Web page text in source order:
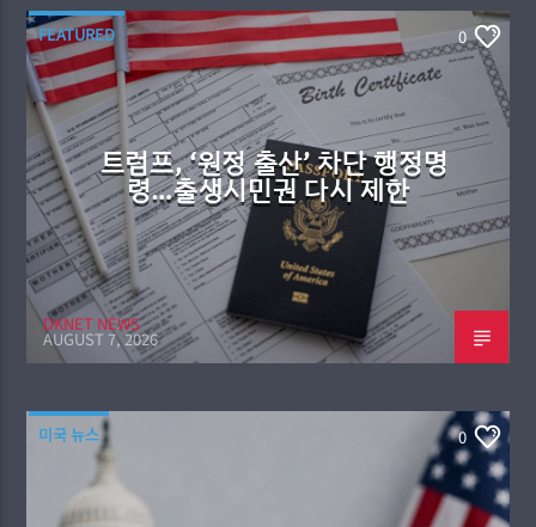
FEATURED 0
트럼프, ‘원정 출산’ 차단 행정명
령…출생시민권 다시 제한
DKNET NEWS
AUGUST 7, 2026
미국 뉴스 0